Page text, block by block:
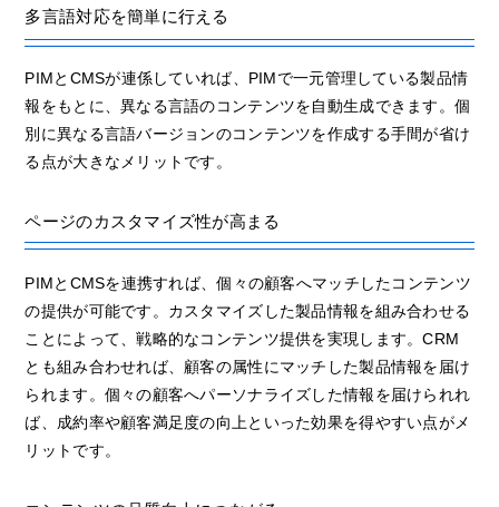
多言語対応を簡単に行える
PIMとCMSが連係していれば、PIMで一元管理している製品情
報をもとに、異なる言語のコンテンツを自動生成できます。個
別に異なる言語バージョンのコンテンツを作成する手間が省け
る点が大きなメリットです。
ページのカスタマイズ性が高まる
PIMとCMSを連携すれば、個々の顧客へマッチしたコンテンツ
の提供が可能です。カスタマイズした製品情報を組み合わせる
ことによって、戦略的なコンテンツ提供を実現します。CRM
とも組み合わせれば、顧客の属性にマッチした製品情報を届け
られます。個々の顧客へパーソナライズした情報を届けられれ
ば、成約率や顧客満足度の向上といった効果を得やすい点がメ
リットです。